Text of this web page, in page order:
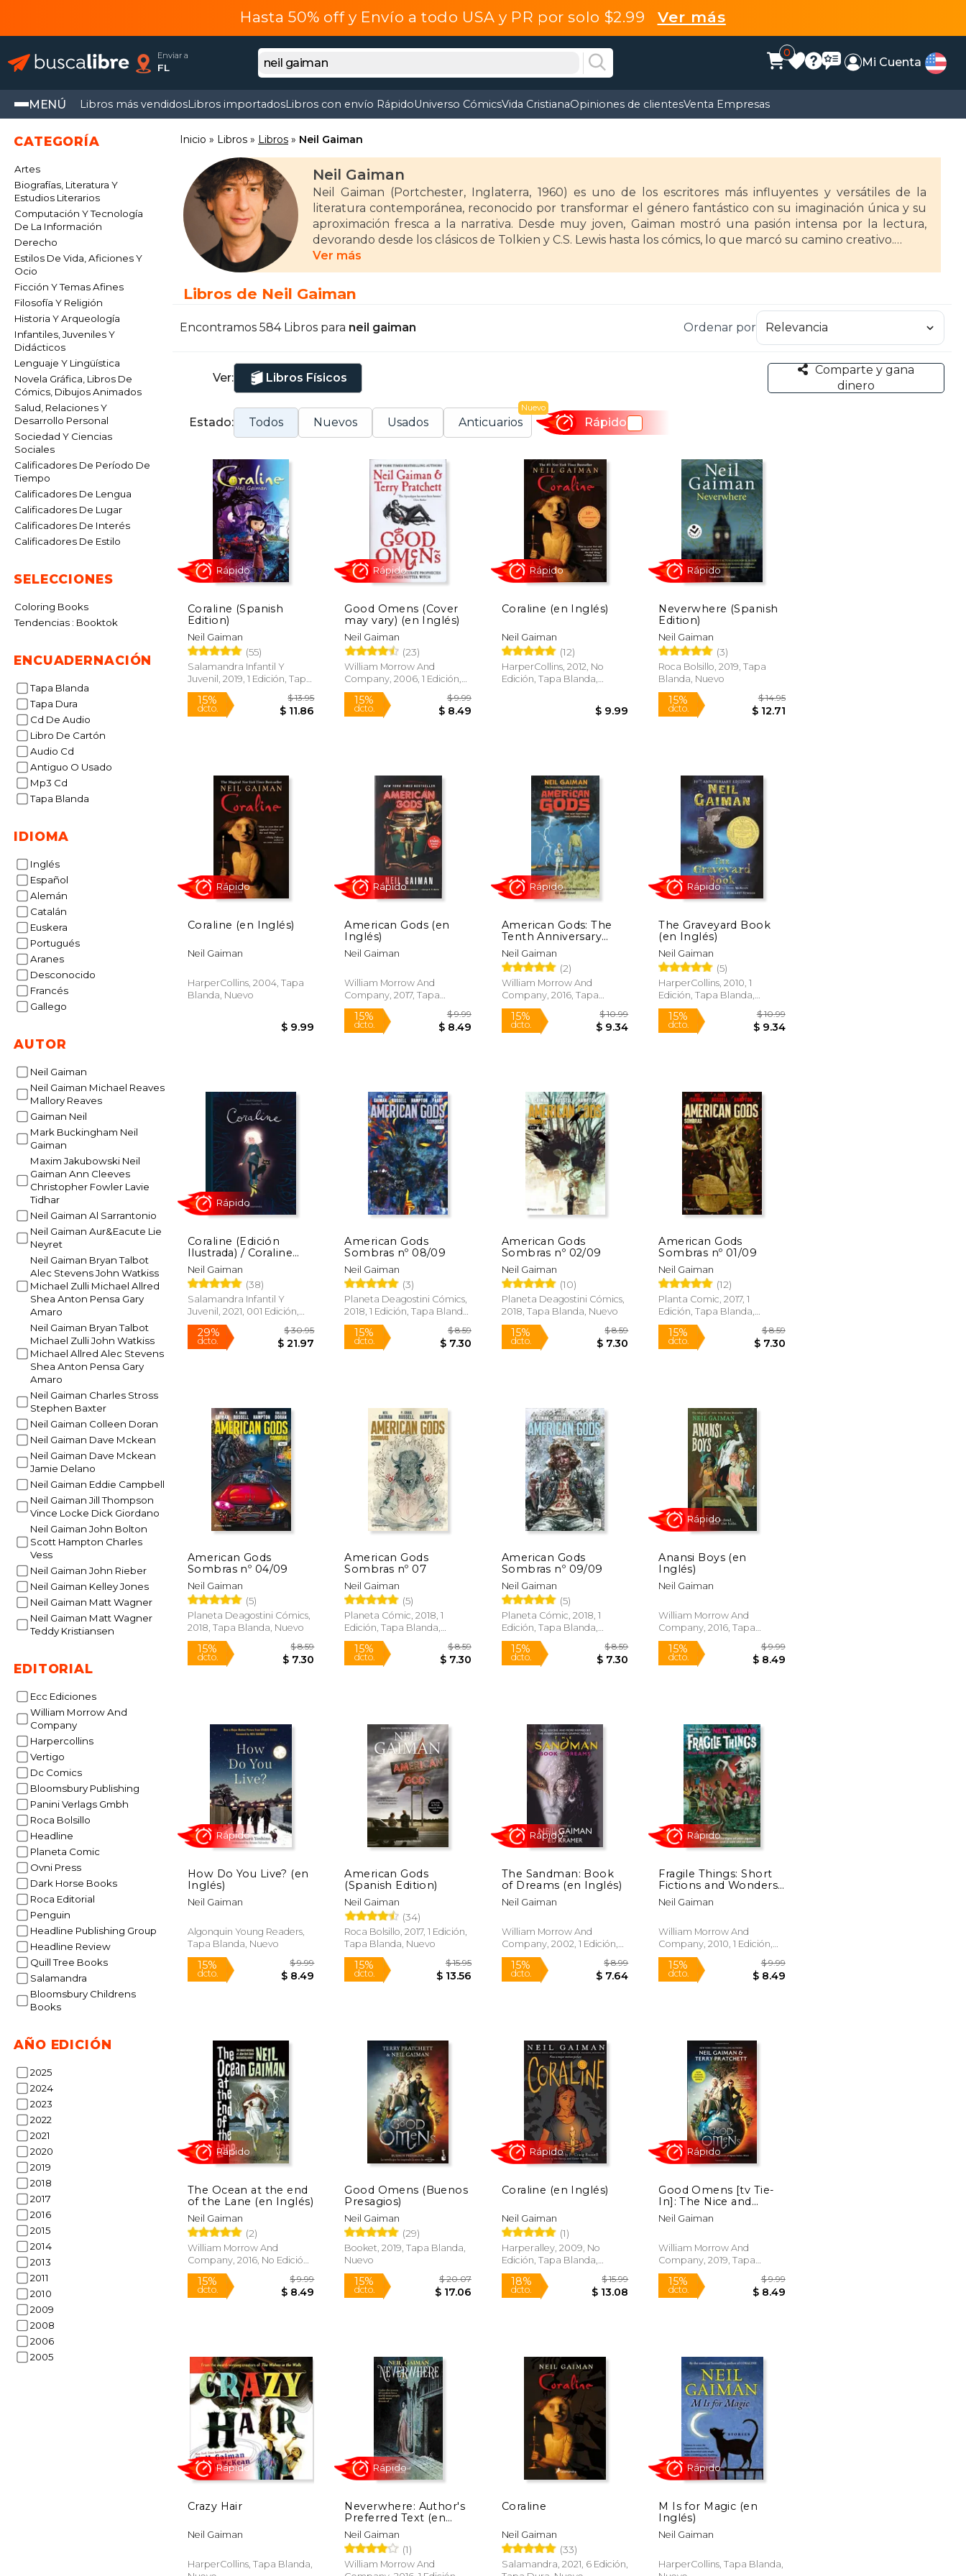
Hasta 50% off y Envío a todo USA y PR por solo $2.99 Ver más
Enviar a
FL
0
Mi Cuenta
MENÚ Libros más vendidosLibros importadosLibros con envío RápidoUniverso CómicsVida CristianaOpiniones de clientesVenta Empresas
CATEGORÍA
Artes
Biografías, Literatura Y
Estudios Literarios
Computación Y Tecnología
De La Información
Derecho
Estilos De Vida, Aficiones Y
Ocio
Ficción Y Temas Afines
Filosofía Y Religión
Historia Y Arqueología
Infantiles, Juveniles Y
Didácticos
Lenguaje Y Lingüística
Novela Gráfica, Libros De
Cómics, Dibujos Animados
Salud, Relaciones Y
Desarrollo Personal
Sociedad Y Ciencias
Sociales
Calificadores De Período De
Tiempo
Calificadores De Lengua
Calificadores De Lugar
Calificadores De Interés
Calificadores De Estilo
SELECCIONES
Coloring Books
Tendencias : Booktok
ENCUADERNACIÓN
Tapa Blanda
Tapa Dura
Cd De Audio
Libro De Cartón
Audio Cd
Antiguo O Usado
Mp3 Cd
Tapa Blanda
IDIOMA
Inglés
Español
Alemán
Catalán
Euskera
Portugués
Aranes
Desconocido
Francés
Gallego
AUTOR
Neil Gaiman
Neil Gaiman Michael Reaves
Mallory Reaves
Gaiman Neil
Mark Buckingham Neil
Gaiman
Maxim Jakubowski Neil
Gaiman Ann Cleeves
Christopher Fowler Lavie
Tidhar
Neil Gaiman Al Sarrantonio
Neil Gaiman Aur&Eacute Lie
Neyret
Neil Gaiman Bryan Talbot
Alec Stevens John Watkiss
Michael Zulli Michael Allred
Shea Anton Pensa Gary
Amaro
Neil Gaiman Bryan Talbot
Michael Zulli John Watkiss
Michael Allred Alec Stevens
Shea Anton Pensa Gary
Amaro
Neil Gaiman Charles Stross
Stephen Baxter
Neil Gaiman Colleen Doran
Neil Gaiman Dave Mckean
Neil Gaiman Dave Mckean
Jamie Delano
Neil Gaiman Eddie Campbell
Neil Gaiman Jill Thompson
Vince Locke Dick Giordano
Neil Gaiman John Bolton
Scott Hampton Charles
Vess
Neil Gaiman John Rieber
Neil Gaiman Kelley Jones
Neil Gaiman Matt Wagner
Neil Gaiman Matt Wagner
Teddy Kristiansen
EDITORIAL
Ecc Ediciones
William Morrow And
Company
Harpercollins
Vertigo
Dc Comics
Bloomsbury Publishing
Panini Verlags Gmbh
Roca Bolsillo
Headline
Planeta Comic
Ovni Press
Dark Horse Books
Roca Editorial
Penguin
Headline Publishing Group
Headline Review
Quill Tree Books
Salamandra
Bloomsbury Childrens
Books
AÑO EDICIÓN
2025
2024
2023
2022
2021
2020
2019
2018
2017
2016
2015
2014
2013
2011
2010
2009
2008
2006
2005
Inicio Libros Libros Neil Gaiman
Neil Gaiman
Neil Gaiman (Portchester, Inglaterra, 1960) es uno de los escritores más influyentes y versátiles de la
literatura contemporánea, reconocido por transformar el género fantástico con su imaginación única y su
aproximación fresca a la narrativa. Desde muy joven, Gaiman mostró una pasión intensa por la lectura,
devorando desde los clásicos de Tolkien y C.S. Lewis hasta los cómics, lo que marcó su camino creativo.
Gaiman inició su carrera como periodista y fue influenciado decisivamente por su encuentro con el
guionista Alan Moore, lo que le llevó a escribir cómics junto al dibujante Dave McKean, con quien creó la
novela gráfica Casos violentos. Posteriormente, fue contratado por DC Comics para reimaginar a Sandman,
transformando un personaje secundario en una obra maestra del cómic adulto. También ha colaborado
con Terry Pratchett en la novela Buenos presagios (1990) y ha participado como guionista en series como
Ganador de prestigiosos premios como el Hugo, Nebula, Bram Stoker y Locus, además de estar en el Salón
de la Fama de los cómics Will Eisner, Neil Gaiman es un autor versátil que combina mitología, fantasía y un
estilo narrativo único, logrando un impacto duradero tanto en la literatura como en la cultura popular.
Ver más
Libros de Neil Gaiman
Encontramos 584 Libros para neil gaiman Ordenar por
Ver: Libros Físicos
Comparte y gana
dinero
Estado: Todos Nuevos Usados Anticuarios
Nuevo
Rápido
Coraline (Spanish
Edition)
Neil Gaiman
(55)
Salamandra Infantil Y
Juvenil, 2019, 1 Edición, Tapa
Blanda, Nuevo
15%
dcto.
Rápido
Good Omens (Cover
may vary) (en Inglés)
Neil Gaiman
(23)
William Morrow And
Company, 2006, 1 Edición,
Tapa Blanda, Nuevo
15%
dcto.
Coraline (en Inglés)
Neil Gaiman
(12)
HarperCollins, 2012, No
Edición, Tapa Blanda,
$ 9.99
Neverwhere (Spanish
Edition)
Neil Gaiman
(3)
Roca Bolsillo, 2019, Tapa
Blanda, Nuevo
15%
dcto.
Coraline (en Inglés)
Neil Gaiman
HarperCollins, 2004, Tapa
Blanda, Nuevo
Rápido
American Gods (en
Inglés)
Neil Gaiman
William Morrow And
Company, 2017, Tapa
Blanda, Nuevo
15%
dcto.
Rápido
American Gods: The
Tenth Anniversary
Edition: A Novel (en
Inglés)
Neil Gaiman
(2)
William Morrow And
Company, 2016, Tapa
Blanda, Nuevo
15%
dcto.
$ 10.99
$ 9.34
Rápido
The Graveyard Book
(en Inglés)
Neil Gaiman
(5)
HarperCollins, 2010, 1
Edición, Tapa Blanda,
Nuevo
15%
dcto.
Coraline (Edición
Ilustrada) / Coraline
(Illustrated Edition)
Neil Gaiman
(38)
Salamandra Infantil Y
Juvenil, 2021, 001 Edición,
Tapa Dura, Nuevo
29%
dcto.
American Gods
Sombras nº 08/09
Neil Gaiman
(3)
Planeta Deagostini Cómics,
2018, 1 Edición, Tapa Blanda,
Nuevo
15%
dcto.
American Gods
Sombras nº 02/09
Neil Gaiman
(10)
Planeta Deagostini Cómics,
2018, Tapa Blanda, Nuevo
15%
dcto. $ 7.30
American Gods
Sombras nº 01/09
Neil Gaiman
(12)
Planta Comic, 2017, 1
Edición, Tapa Blanda,
Nuevo
15%
dcto.
American Gods
Sombras nº 04/09
Neil Gaiman
(5)
Planeta Deagostini Cómics,
2018, Tapa Blanda, Nuevo
15%
dcto.
American Gods
Sombras nº 07
Neil Gaiman
(5)
Planeta Cómic, 2018, 1
Edición, Tapa Blanda,
Nuevo
15%
dcto.
$ 8.59
$ 7.30
American Gods
Sombras nº 09/09
Neil Gaiman
(5)
Planeta Cómic, 2018, 1
Edición, Tapa Blanda,
Nuevo
15%
dcto.
$ 8.59
$ 7.30
Anansi Boys (en
Inglés)
Neil Gaiman
William Morrow And
Company, 2016, Tapa
Blanda, Nuevo
15%
dcto.
How Do You Live? (en
Inglés)
Neil Gaiman
Algonquin Young Readers,
Tapa Blanda, Nuevo
15%
dcto. $ 8.49
Rápido
American Gods
(Spanish Edition)
Neil Gaiman
(34)
Roca Bolsillo, 2017, 1 Edición,
Tapa Blanda, Nuevo
dcto. $ 13.56
The Sandman: Book
of Dreams (en Inglés)
Neil Gaiman
William Morrow And
Company, 2002, 1 Edición,
Tapa Blanda, Nuevo
15%
dcto. $ 7.64
Rápido
Fragile Things: Short
Fictions and Wonders
(en Inglés)
Neil Gaiman
William Morrow And
Company, 2010, 1 Edición,
Tapa Blanda, Nuevo
15%
dcto.
The Ocean at the end
of the Lane (en Inglés)
Neil Gaiman
(2)
William Morrow And
Company, 2016, No Edición,
Tapa Blanda, Nuevo
15% $ 9.99
$ 8.49
Rápido
Good Omens (Buenos
Presagios)
Neil Gaiman
(29)
Booket, 2019, Tapa Blanda,
Nuevo
15%
dcto.
$ 20.07
$ 17.06
Coraline (en Inglés)
Neil Gaiman
(1)
Harperalley, 2009, No
Edición, Tapa Blanda,
Nuevo
dcto.
$ 15.99
Rápido
Good Omens [tv Tie-
In]: The Nice and
Accurate Prophecies
of Agnes Nutter,
Neil Gaiman
William Morrow And
Company, 2019, Tapa
Blanda, Nuevo
Crazy Hair
Neil Gaiman
HarperCollins, Tapa Blanda,
Neverwhere: Author's
Preferred Text (en
Inglés)
Neil Gaiman
(1)
William Morrow And
Coraline
Neil Gaiman
(33)
Salamandra, 2021, 6 Edición,
M Is for Magic (en
Inglés)
Neil Gaiman
HarperCollins, Tapa Blanda,